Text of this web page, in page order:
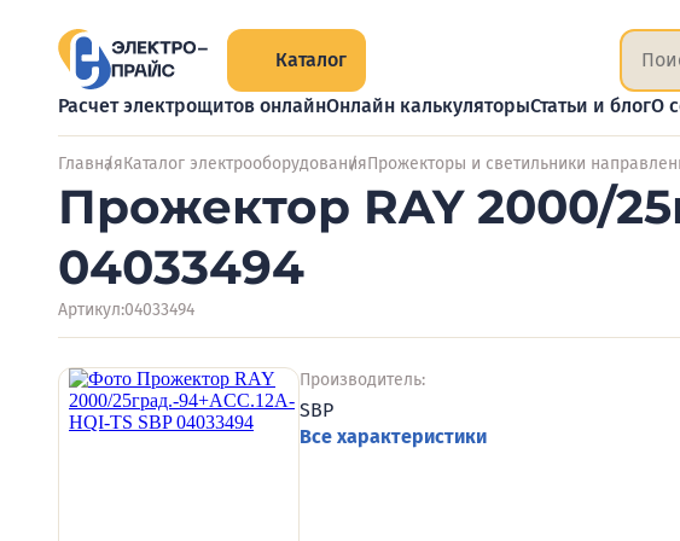
Каталог
Расчет электрощитов онлайнОнлайн калькуляторыСтатьи и блогО
ГлавнаяКаталог электрооборудованияПрожекторы и светильники
Прожектор RAY 2000/
04033494
Артикул:04033494
Производитель:
SBP
Все характеристики